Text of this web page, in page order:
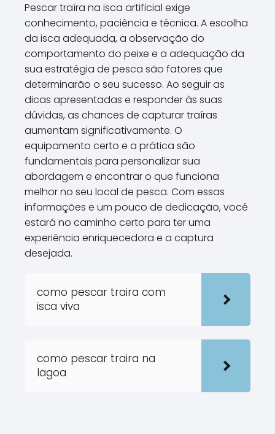
Pescar traíra na isca artificial exige
conhecimento, paciência e técnica. A escolha
da isca adequada, a observação do
comportamento do peixe e a adequação da
sua estratégia de pesca são fatores que
determinarão o seu sucesso. Ao seguir as
dicas apresentadas e responder às suas
dúvidas, as chances de capturar traíras
aumentam significativamente. O
equipamento certo e a prática são
fundamentais para personalizar sua
abordagem e encontrar o que funciona
melhor no seu local de pesca. Com essas
informações e um pouco de dedicação, você
estará no caminho certo para ter uma
experiência enriquecedora e a captura
desejada.
como pescar traira com
isca viva
como pescar traira na
lagoa